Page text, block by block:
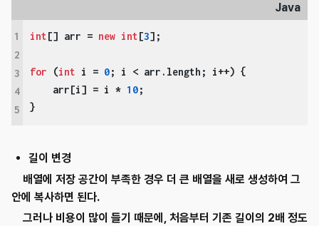
Java
1
2
3
4
5
int [] arr = new int [3];
for (int i = 0; i < arr.length; i++) {
    arr[i] = i *
10;
}
길이 변경
배열에 저장 공간이 부족한 경우 더 큰 배열을 새로 생성하여 그
안에 복사하면 된다.
그러나 비용이 많이 들기 때문에, 처음부터 기존 길이의 2배 정도